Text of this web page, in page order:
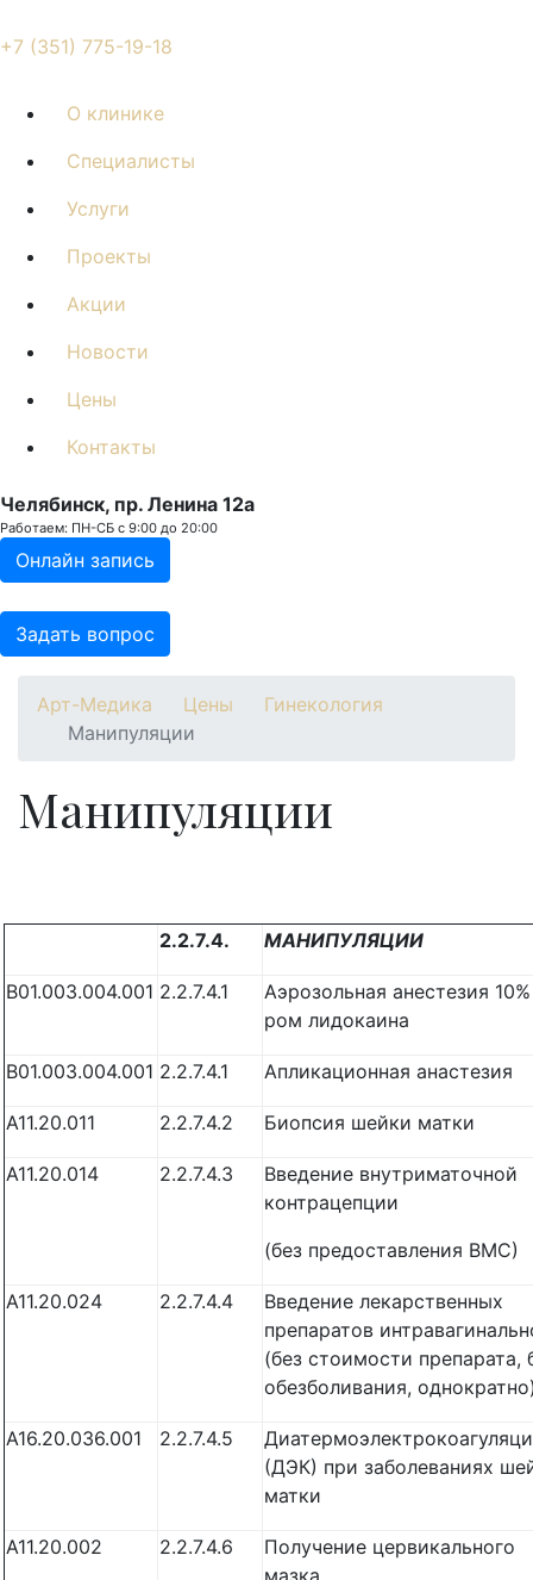
+7 (351) 775-19-18
О клинике
Специалисты
Услуги
Проекты
Акции
Новости
Цены
Контакты
Челябинск, пр. Ленина 12a
Работаем: ПН-СБ с 9:00 до 20:00
Онлайн запись
Задать вопрос
Арт-Медика Цены
Гинекология
Манипуляции
Манипуляции
2.2.7.4. МАНИПУЛЯЦИИ
B01.003.004.001 2.2.7.4.1
Аэрозольная анестезия
ром лидокаина
B01.003.004.001 2.2.7.4.1 Апликационная анастезия
A11.20.011 2.2.7.4.2 Биопсия шейки матки
A11.20.014 2.2.7.4.3
Введение внутриматочной
контрацепции
(без предоставления ВМС)
A11.20.024 2.2.7.4.4
Введение лекарственных
препаратов
(без стоимости препарата,
обезболивания,
А16.20.036.001 2.2.7.4.5
(ДЭК) при заболеваниях
матки
A11.20.002 2.2.7.4.6
Получение цервикального
мазка